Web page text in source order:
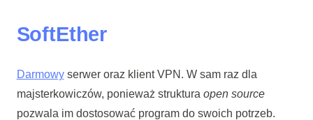
SoftEther
Darmowyserwer oraz klient VPN. W sam raz dla
majsterkowiczów, ponieważ struktura open source
pozwala im dostosować program do swoich potrzeb.